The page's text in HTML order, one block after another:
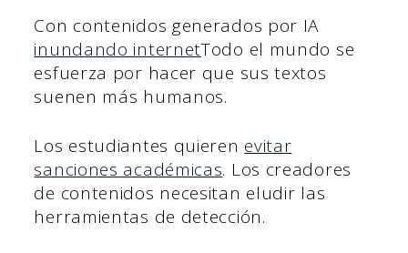
Con contenidos generados por IA
inundando internetTodo el mundo se
esfuerza por hacer que sus textos
suenen más humanos.
Los estudiantes quieren evitar
sanciones académicas. Los creadores
de contenidos necesitan eludir las
herramientas de detección.